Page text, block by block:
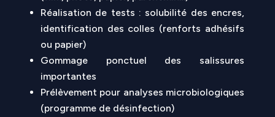
Réalisation de tests : solubilité des encres,
identification des colles (renforts adhésifs
ou papier)
Gommage ponctuel des salissures
importantes
Prélèvement pour analyses microbiologiques
(programme de désinfection)